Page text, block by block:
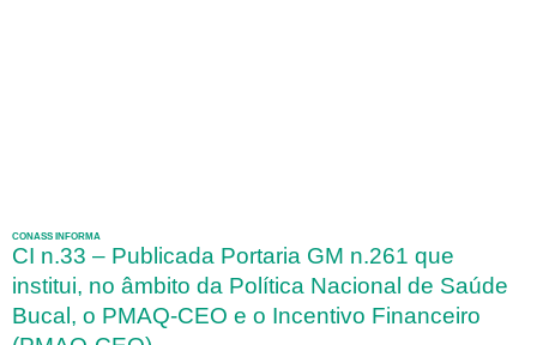
CONASS INFORMA
CI n.33 – Publicada Portaria GM n.261 que
institui, no âmbito da Política Nacional de Saúde
Bucal, o PMAQ-CEO e o Incentivo Financeiro